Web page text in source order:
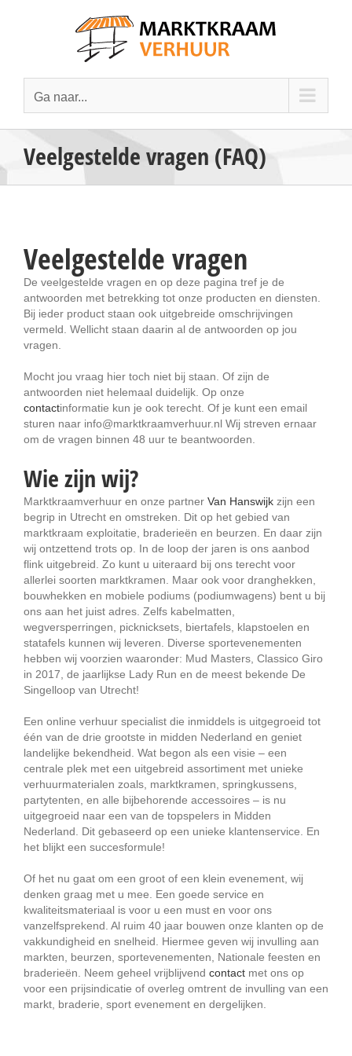
Ga naar...
Veelgestelde vragen (FAQ)
Veelgestelde vragen
De veelgestelde vragen en op deze pagina tref je de
antwoorden met betrekking tot onze producten en diensten.
Bij ieder product staan ook uitgebreide omschrijvingen
vermeld. Wellicht staan daarin al de antwoorden op jou
vragen.
Mocht jou vraag hier toch niet bij staan. Of zijn de
antwoorden niet helemaal duidelijk. Op onze
contactinformatie kun je ook terecht. Of je kunt een email
sturen naar info@marktkraamverhuur.nl Wij streven ernaar
om de vragen binnen 48 uur te beantwoorden.
Wie zijn wij?
Marktkraamverhuur en onze partner Van Hanswijk zijn een
begrip in Utrecht en omstreken. Dit op het gebied van
marktkraam exploitatie, braderieën en beurzen. En daar zijn
wij ontzettend trots op. In de loop der jaren is ons aanbod
flink uitgebreid. Zo kunt u uiteraard bij ons terecht voor
allerlei soorten marktkramen. Maar ook voor dranghekken,
bouwhekken en mobiele podiums (podiumwagens) bent u bij
ons aan het juist adres. Zelfs kabelmatten,
wegversperringen, picknicksets, biertafels, klapstoelen en
statafels kunnen wij leveren. Diverse sportevenementen
hebben wij voorzien waaronder: Mud Masters, Classico Giro
in 2017, de jaarlijkse Lady Run en de meest bekende De
Singelloop van Utrecht!
Een online verhuur specialist die inmiddels is uitgegroeid tot
één van de drie grootste in midden Nederland en geniet
landelijke bekendheid. Wat begon als een visie – een
centrale plek met een uitgebreid assortiment met unieke
verhuurmaterialen zoals, marktkramen, springkussens,
partytenten, en alle bijbehorende accessoires – is nu
uitgegroeid naar een van de topspelers in Midden
Nederland. Dit gebaseerd op een unieke klantenservice. En
het blijkt een succesformule!
Of het nu gaat om een groot of een klein evenement, wij
denken graag met u mee. Een goede service en
kwaliteitsmateriaal is voor u een must en voor ons
vanzelfsprekend. Al ruim 40 jaar bouwen onze klanten op de
vakkundigheid en snelheid. Hiermee geven wij invulling aan
markten, beurzen, sportevenementen, Nationale feesten en
braderieën. Neem geheel vrijblijvend contact met ons op
voor een prijsindicatie of overleg omtrent de invulling van een
markt, braderie, sport evenement en dergelijken.